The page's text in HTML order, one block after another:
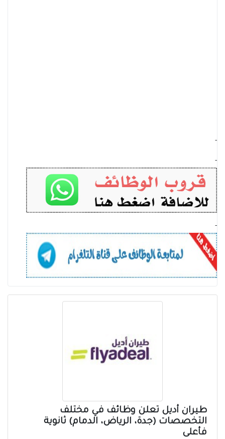
-
-
-
طيران أديل تعلن وظائف في مختلف
التخصصات (جدة، الرياض، الدمام) ثانوية
فأعلى